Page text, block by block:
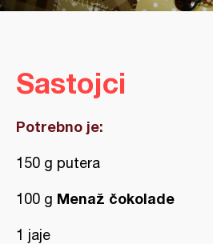
Sastojci
Potrebno je:
150 g putera
100 g Menaž čokolade
1 jaje